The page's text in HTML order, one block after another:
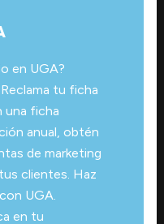
en UGA?
tu ficha
una ficha
anual, obtén
de marketing
clientes. Haz
UGA.
en tu